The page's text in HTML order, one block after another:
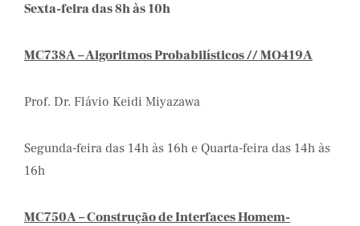
Sexta-feira das 8h às 10h
MC738A – Algoritmos Probabilísticos // MO419A
Prof. Dr. Flávio Keidi Miyazawa
Segunda-feira das 14h às 16h e Quarta-feira das 14h às
16h
MC750A – Construção de Interfaces Homem-